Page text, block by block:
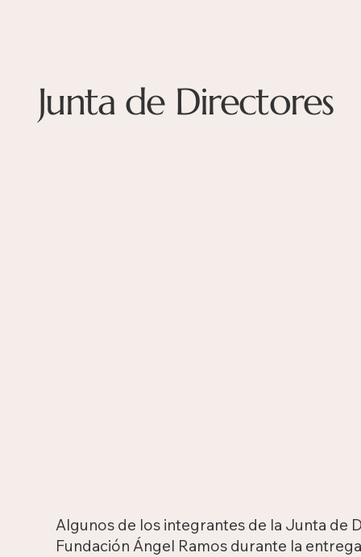
Junta de Directores
Algunos de los integrantes de la Junta de
Fundación Ángel Ramos durante la